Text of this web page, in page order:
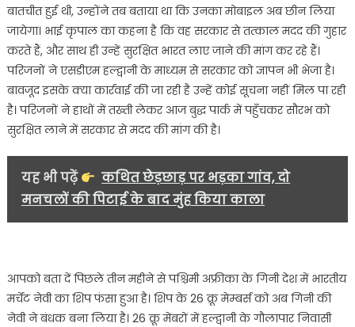
बातचीत हुई थी, उन्होंने तब बताया था कि उनका मोबाइल अब छीन लिया
जायेगा। भाई कृपाल का कहना है कि वह सरकार से तत्काल मदद की गुहार
करते हैं, और साथ ही उन्हें सुरक्षित भारत लाए जाने की मांग कर रहे हैं।
परिजनों ने एसडीएम हल्द्वानी के माध्यम से सरकार को ज्ञापन भी भेजा है।
बावजूद इसके क्या कार्रवाई की जा रही है उन्हें कोई सूचना नहीं मिल पा रही
है। परिजनों ने हाथों में तख्ती लेकर आज बुद्ध पार्क में पहुँचकर सौरभ को
सुरक्षित लाने में सरकार से मदद की मांग की है।
यह भी पढ़ें
कथित छेड़छाड़ पर भड़का गांव, दो
मनचलों की पिटाई के बाद मुंह किया काला
आपको बता दें पिछले तीन महीने से पश्चिमी अफ्रीका के गिनी देश में भारतीय
मर्चेंट नेवी का शिप फंसा हुआ है। शिप के 26 क्रू मेम्बर्स को अब गिनी की
नेवी ने बंधक बना लिया है। 26 क्रू मेंबरों में हल्द्वानी के गौलापार निवासी